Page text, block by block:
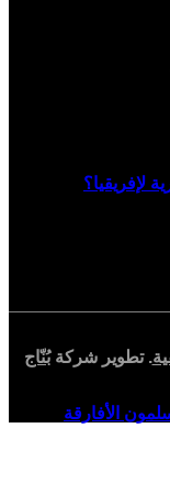
لإفريقيا؟
الأفارقة
. تطوير شركةبُنّاج